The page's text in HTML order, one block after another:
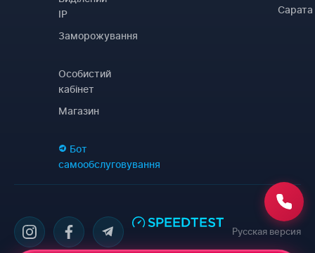
IP
Заморожування
Особистий
кабінет
Магазин
Бот
самообслуговування
Сарата
Русская версия